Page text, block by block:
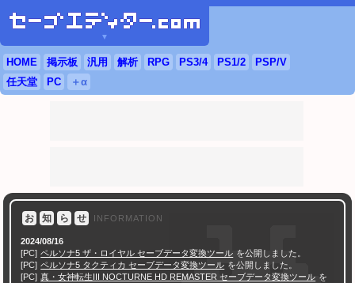
▼
HOME 掲示板 汎用 解析 RPG PS3/4 PS1/2 PSP/V
任天堂
PC ＋α
お 知 ら せ INFORMATION
2024/08/16
[PC] ペルソナ5 ザ・ロイヤル セーブデータ変換ツール を公開しました。
[PC] ペルソナ5 タクティカ セーブデータ変換ツール を公開しました。
[PC] 真・女神転生III NOCTURNE HD REMASTER セーブデータ変換ツール を